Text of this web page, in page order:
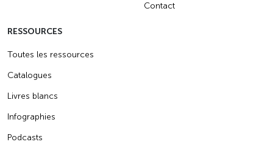
Contact
RESSOURCES
Toutes les ressources
Catalogues
Livres blancs
Infographies
Podcasts